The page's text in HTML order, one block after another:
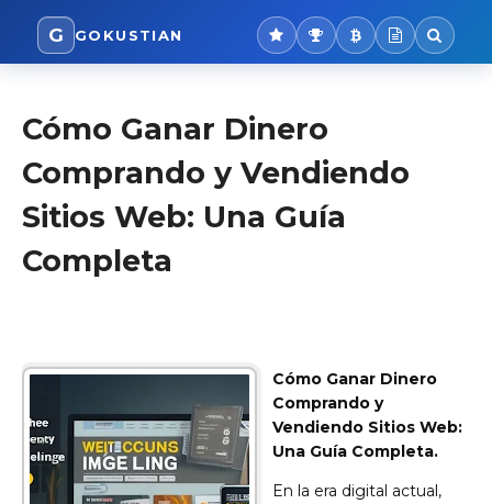
G GOKUSTIAN
Cómo Ganar Dinero
Comprando y Vendiendo
Sitios Web: Una Guía
Completa
Cómo Ganar Dinero
Comprando y
Vendiendo Sitios Web:
Una Guía Completa.
En la era digital actual,